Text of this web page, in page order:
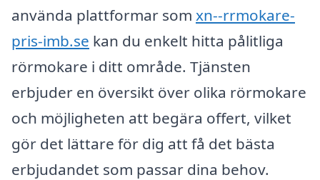
använda plattformar som xn--rrmokare-
pris-imb.se kan du enkelt hitta pålitliga
rörmokare i ditt område. Tjänsten
erbjuder en översikt över olika rörmokare
och möjligheten att begära offert, vilket
gör det lättare för dig att få det bästa
erbjudandet som passar dina behov.